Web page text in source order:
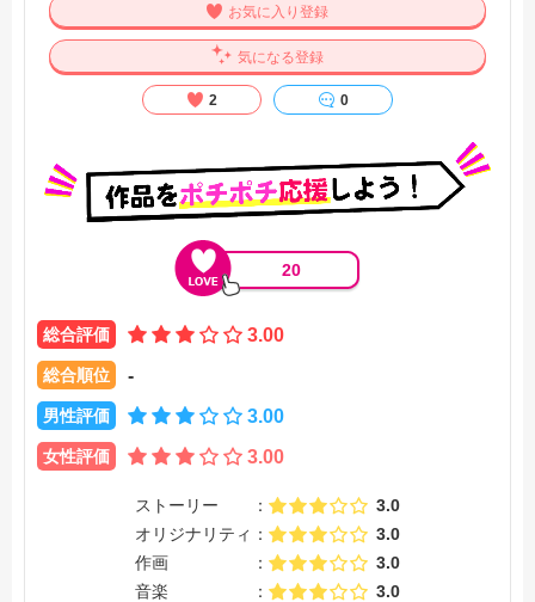
た。
一応はカウンセラー。なぜか会おうと思ってしまった、それ
が縁（えにし）。
一見、ゆるやかに過ぎる時間。しかし終わりはやってくる。
ある夜、ガランドウの器を求めて霊体は肉を持ち襲いくる。
かくして少女は自身の四肢で歩き出すことを決意する。【公
式サイト他参照】
お気に入り登録
気になる登録
2 0
20
総合評価 3.00
総合順位 -
男性評価 3.00
女性評価 3.00
ストーリー
3.0
オリジナリティ
3.0
作画
3.0
音楽
3.0